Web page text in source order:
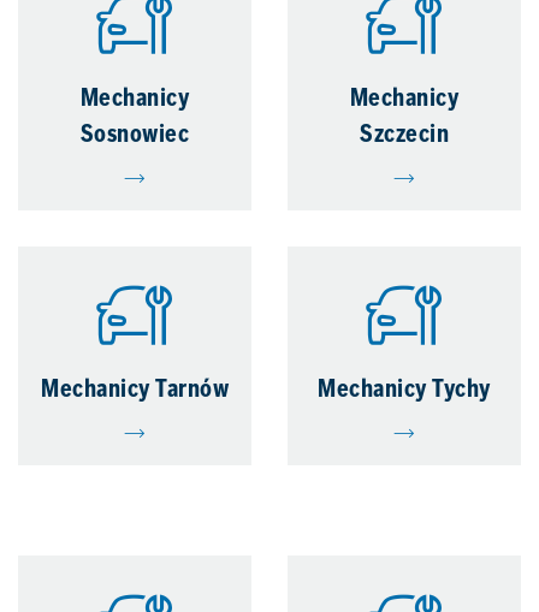
Mechanicy
Sosnowiec
Mechanicy
Szczecin
Mechanicy Tarnów Mechanicy Tychy